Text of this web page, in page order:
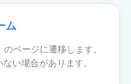
ム
ページに遷移します。
い場合があります。